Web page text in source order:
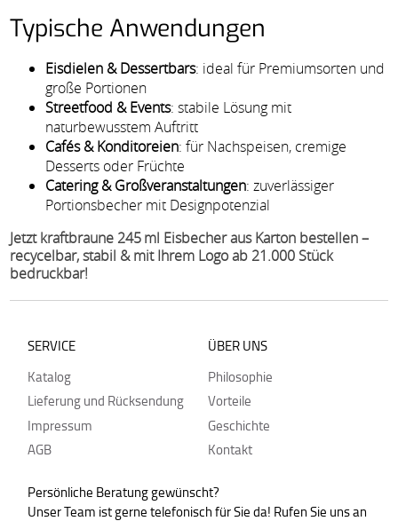
Typische Anwendungen
Eisdielen & Dessertbars: ideal für Premiumsorten und
große Portionen
Streetfood & Events: stabile Lösung mit
naturbewusstem Auftritt
Cafés & Konditoreien: für Nachspeisen, cremige
Desserts oder Früchte
Catering & Großveranstaltungen: zuverlässiger
Portionsbecher mit Designpotenzial
Jetzt kraftbraune 245 ml Eisbecher aus Karton bestellen –
recycelbar, stabil & mit Ihrem Logo ab 21.000 Stück
bedruckbar!
SERVICE
Katalog
Lieferung und Rücksendung
Impressum
AGB
ÜBER UNS
Philosophie
Vorteile
Geschichte
Kontakt
Persönliche Beratung gewünscht?
Unser Team ist gerne telefonisch für Sie da! Rufen Sie uns an